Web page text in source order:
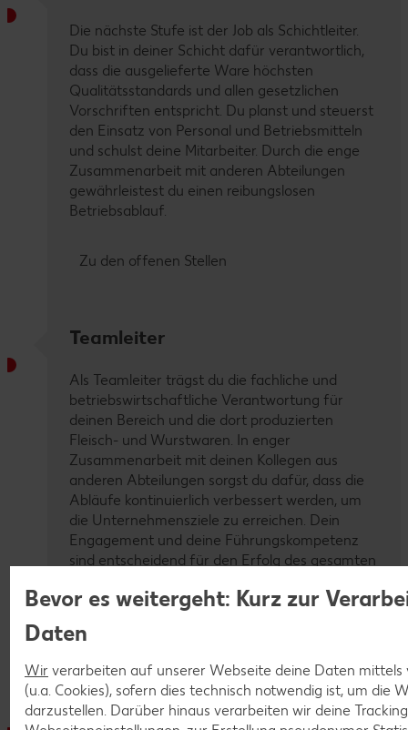
Die nächste Stufe ist der Job als Schichtleiter.
Du bist in deiner Schicht dafür verantwortlich,
dass die ausgelieferte Ware höchsten
Qualitätsstandards und allen gesetzlichen
Vorschriften entspricht. Du planst und steuerst
den Einsatz von Personal und Betriebsmitteln
und schulst deine Mitarbeiter. Durch die enge
Zusammenarbeit mit anderen Abteilungen
gewährleistest du einen reibungslosen
Betriebsablauf.
Zu den offenen Stellen
Teamleiter
Als Teamleiter trägst du die fachliche und
betriebswirtschaftliche Verantwortung für
deinen Bereich und die dort produzierten
Fleisch- und Wurstwaren. In enger
Zusammenarbeit mit deinen Kollegen aus
anderen Abteilungen sorgst du dafür, dass die
Abläufe kontinuierlich verbessert werden, um
die Unternehmensziele zu erreichen. Dein
Engagement und deine Führungskompetenz
sind entscheidend für den Erfolg des gesamten
Zu den offenen Stellen
Betriebsleiter
Bevor es weitergeht: Kurz zur
Daten
Wir verarbeiten auf unserer Webseite deine Daten mittels
(u.a. Cookies), sofern dies technisch notwendig ist, um die
darzustellen. Darüber hinaus verarbeiten wir deine